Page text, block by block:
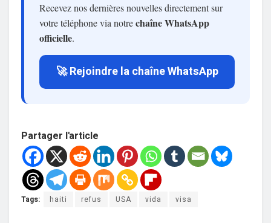
Recevez nos dernières nouvelles directement sur
votre téléphone via notrechaîne WhatsApp
officielle.
🚀 Rejoindre la chaîne WhatsApp
Partager l'article
Tags: haiti refus USA vida visa